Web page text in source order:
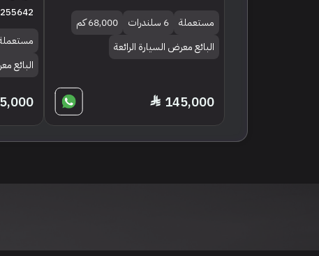
مستعملة 6 سلندرات
68,000 كم
البائع معرض السيارة الرائعة
145,000
255642
البائع